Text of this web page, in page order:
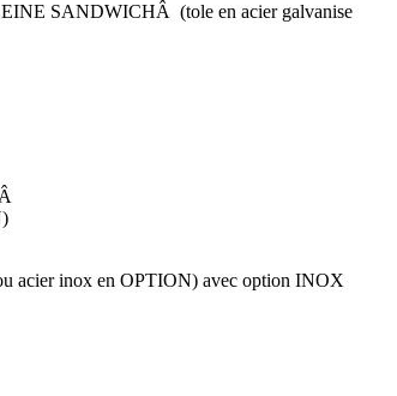
SANDWICHÂ (tole en acier galvanise
acier inox en OPTION) avec option INOX